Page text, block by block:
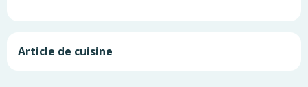
Article de cuisine